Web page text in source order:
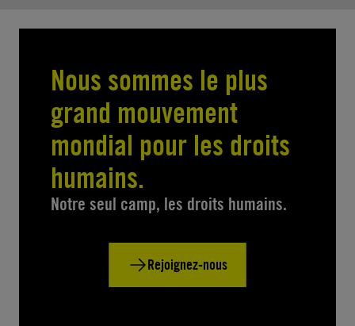
Nous sommes le plus
grand mouvement
mondial pour les droits
humains.
Notre seul camp, les droits humains.
Rejoignez-nous